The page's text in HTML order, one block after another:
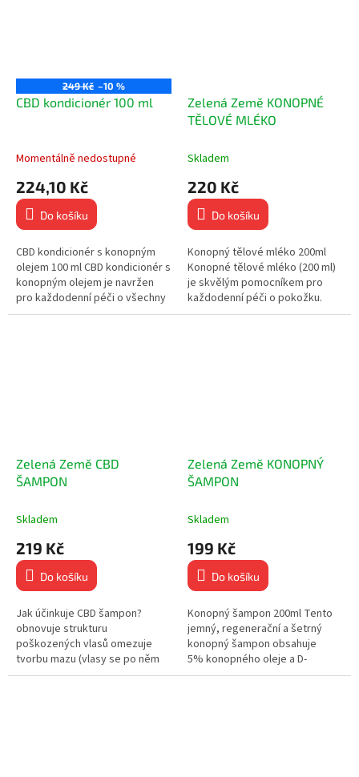
249 Kč –10 %
CBD kondicionér 100 ml
Momentálně nedostupné
224,10 Kč
Do košíku
CBD kondicionér s konopným
olejem 100 ml CBD kondicionér s
konopným olejem je navržen
pro každodenní péči o všechny
typy vlasů. Díky pečlivě
Zelená Země KONOPNÉ
TĚLOVÉ MLÉKO
Skladem
220 Kč
Do košíku
Konopný tělové mléko 200ml
Konopné tělové mléko (200 ml)
je skvělým pomocníkem pro
každodenní péči o pokožku.
Díky obsahu konopného
Zelená Země CBD
ŠAMPON
Skladem
219 Kč
Do košíku
Jak účinkuje CBD šampon?
obnovuje strukturu
poškozených vlasů omezuje
tvorbu mazu (vlasy se po něm
nemastí) hydratuje pokožku
Zelená Země KONOPNÝ
ŠAMPON
Skladem
199 Kč
Do košíku
Konopný šampon 200ml Tento
jemný, regenerační a šetrný
konopný šampon obsahuje
5% konopného oleje a D-
Panthenolu. Obsahuje vaječný